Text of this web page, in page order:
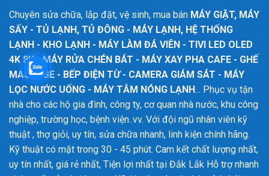
Chuyên sửa chữa, lắp đặt, vệ sinh, mua bán MÁY GIẶT, MÁY
SẤY - TỦ LẠNH, TỦ ĐÔNG - MÁY LẠNH, HỆ THỐNG
LẠNH - KHO LẠNH - MÁY LÀM ĐÁ VIÊN - TIVI LED OLED
4K 8K - MÁY RỬA CHÉN BÁT - MÁY XAY PHA CAFE - GHẾ
MASSAGE - BẾP ĐIỆN TỪ - CAMERA GIÁM SÁT - MÁY
LỌC NƯỚC UỐNG - MÁY TẮM NÓNG LẠNH... Phục vụ tận
nhà cho các hộ gia đình, công ty, cơ quan nhà nước, khu công
nghiệp, trường học, bệnh viện..vv. Với đội ngũ nhân viên kỹ
thuật , thợ giỏi, uy tín, sửa chữa nhanh, linh kiện chính hãng.
Kỹ thuật có mặt trong 30 - 45 phút. Cam kết chất lượng nhất,
uy tín nhất, giá rẻ nhất, Tiện lợi nhất tại Đắk Lắk Hỗ trợ nhanh